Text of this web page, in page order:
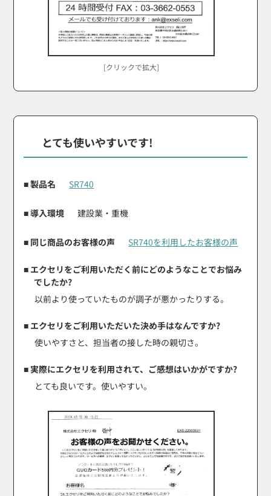
[クリックで拡大]
とても使いやすいです!
■ 製品名 SR740
■ 導入環境 建設業・重機
■ 同じ商品のお客様の声 SR740を利用したお客様の声
■ エクセリをご利用いただく前にどのようなことでお悩み
でしたか?
以前より使っていたものが調子が悪かったりする。
■ エクセリをご利用いただいた決め手はなんですか?
使いやすさと、担当者の接した時の親切さ。
■ 実際にエクセリを利用されて、ご感想はいかがですか?
とても良いです。使いやすい。